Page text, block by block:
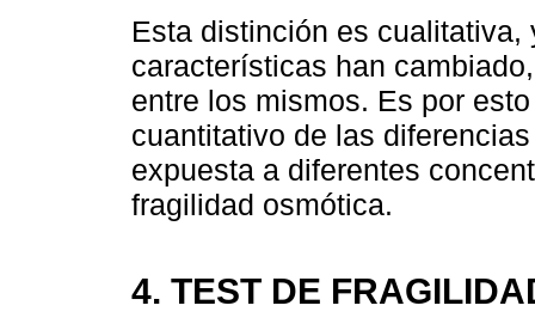
Esta distinción es
características han
entre los mismos. Es por
cuantitativo de las
expuesta a diferentes
fragilidad osmótica.
4. TEST DE